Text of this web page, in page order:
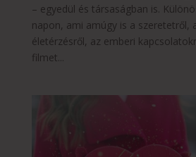
– egyedül és társaságban is.
napon, ami amúgy is a szeretetről,
életérzésről, az emberi
filmet...